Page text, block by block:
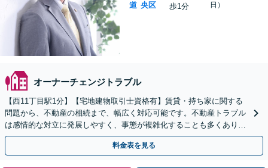
道 央区
歩1分
日）
オーナーチェンジトラブル
【西11丁目駅1分】【宅地建物取引士資格有】賃貸・持ち家に関する
問題から、不動産の相続まで、幅広く対応可能です。不動産トラブル
は感情的な対立に発展しやすく、事態が複雑化することも多くありま
す。お早めにご相談ください。
料金表を見る